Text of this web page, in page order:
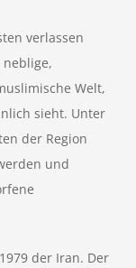
verlassen
Welt,
sieht. Unter
der Region
und
der Iran. Der